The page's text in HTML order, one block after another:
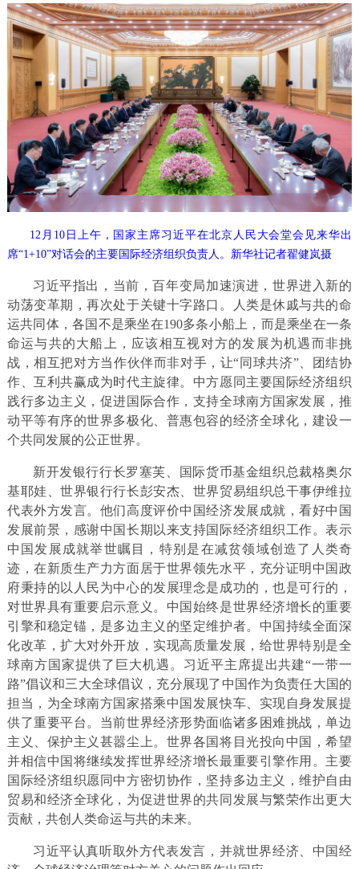
12月10日上午，国家主席习近平在北京人民大会堂会见来华出
席“1+10”对话会的主要国际经济组织负责人。新华社记者翟健岚摄
习近平指出，当前，百年变局加速演进，世界进入新的
动荡变革期，再次处于关键十字路口。人类是休戚与共的命
运共同体，各国不是乘坐在190多条小船上，而是乘坐在一条
命运与共的大船上，应该相互视对方的发展为机遇而非挑
战，相互把对方当作伙伴而非对手，让“同球共济”、团结协
作、互利共赢成为时代主旋律。中方愿同主要国际经济组织
践行多边主义，促进国际合作，支持全球南方国家发展，推
动平等有序的世界多极化、普惠包容的经济全球化，建设一
个共同发展的公正世界。
新开发银行行长罗塞芙、国际货币基金组织总裁格奥尔
基耶娃、世界银行行长彭安杰、世界贸易组织总干事伊维拉
代表外方发言。他们高度评价中国经济发展成就，看好中国
发展前景，感谢中国长期以来支持国际经济组织工作。表示
中国发展成就举世瞩目，特别是在减贫领域创造了人类奇
迹，在新质生产力方面居于世界领先水平，充分证明中国政
府秉持的以人民为中心的发展理念是成功的，也是可行的，
对世界具有重要启示意义。中国始终是世界经济增长的重要
引擎和稳定锚，是多边主义的坚定维护者。中国持续全面深
化改革，扩大对外开放，实现高质量发展，给世界特别是全
球南方国家提供了巨大机遇。习近平主席提出共建“一带一
路”倡议和三大全球倡议，充分展现了中国作为负责任大国的
担当，为全球南方国家搭乘中国发展快车、实现自身发展提
供了重要平台。当前世界经济形势面临诸多困难挑战，单边
主义、保护主义甚嚣尘上。世界各国将目光投向中国，希望
并相信中国将继续发挥世界经济增长最重要引擎作用。主要
国际经济组织愿同中方密切协作，坚持多边主义，维护自由
贸易和经济全球化，为促进世界的共同发展与繁荣作出更大
贡献，共创人类命运与共的未来。
习近平认真听取外方代表发言，并就世界经济、中国经